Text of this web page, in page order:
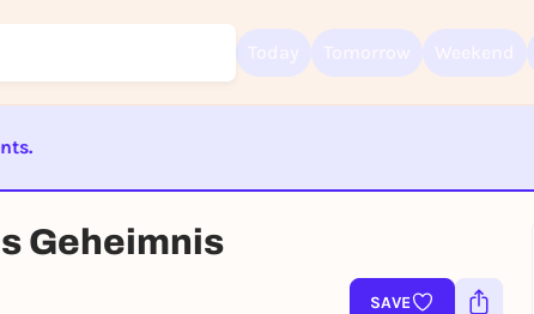
BEENDET
Geheimnis
SAVE
To like events, follow pages, or participate in lotteries, you need a free
Rausgegangen account.
REGISTER FOR FREE NOW